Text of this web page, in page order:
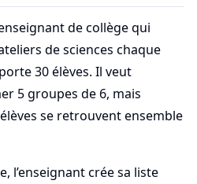
de collège qui
de sciences chaque
30 élèves. Il veut
5 groupes de 6, mais
se retrouvent ensemble
l’enseignant crée sa liste